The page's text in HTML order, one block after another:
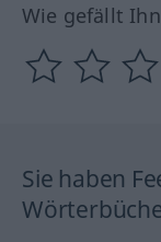
Wie gefällt
Sie haben